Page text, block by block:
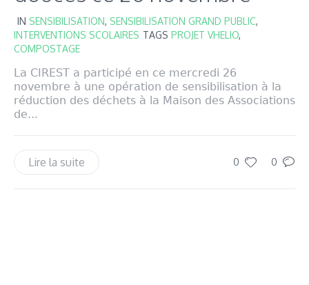
IN SENSIBILISATION, SENSIBILISATION GRAND PUBLIC,
INTERVENTIONS SCOLAIRES TAGS PROJET VHELIO,
COMPOSTAGE
La CIREST a participé en ce mercredi 26
novembre à une opération de sensibilisation à la
réduction des déchets à la Maison des Associations
de...
0 0
Lire la suite